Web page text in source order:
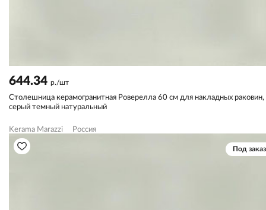
644.34 р./шт
Столешница керамогранитная Роверелла 60 см для накладных раковин,
серый темный натуральный
Kerama Marazzi Россия
Под заказ